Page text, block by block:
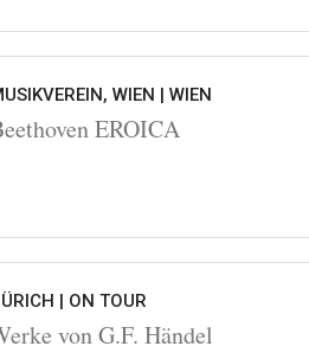
WIEN | WIEN
EROICA
| ON TOUR
von G.F. Händel